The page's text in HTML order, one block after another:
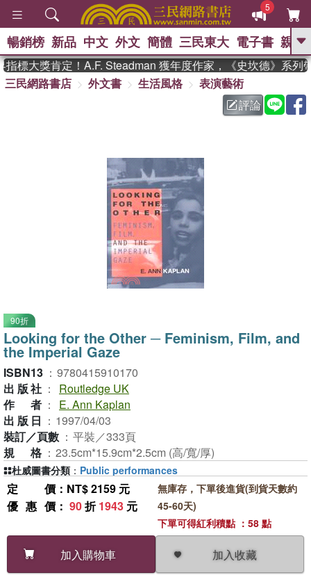
5
GO
熱搜： 東野圭吾 、 高希均教授回憶錄
父親節 、 如果歷
暑期推薦 、 國際布克
偉大的迷走神經
暢銷榜 新品 中文 外文 簡體 三民東大 電子書 親子
標大獎肯定！A.F. Steadman 獲年度作家，《史坎德》系列帶
三民網路書店
外文書 生活風格
表演藝術
評論
90折
Looking for the Other ─ Feminism, Film, and
the Imperial Gaze
ISBN13 ： 9780415910170
出版社 ：
Routledge UK
作者 ：
E. Ann Kaplan
出版日 ： 1997/04/03
裝訂／頁數 ： 平裝／333頁
規格 ： 23.5cm*15.9cm*2.5cm (高/寬/厚)
定價 ：NT$ 2159 元
優惠價 ： 90折1943 元
加入購物車 加入收藏
無庫存，下單後進貨(到貨天數約
45-60天)
下單可得紅利積點 ：58 點
杜威圖書分類 ： Public performances